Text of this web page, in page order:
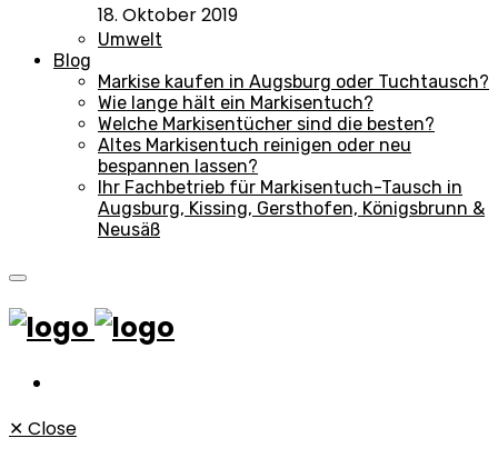
18. Oktober 2019
Umwelt
Blog
Markise kaufen in Augsburg oder Tuchtausch?
Wie lange hält ein Markisentuch?
Welche Markisentücher sind die besten?
Altes Markisentuch reinigen oder neu
bespannen lassen?
Ihr Fachbetrieb für Markisentuch-Tausch in
Augsburg, Kissing, Gersthofen, Königsbrunn &
Neusäß
✕ Close